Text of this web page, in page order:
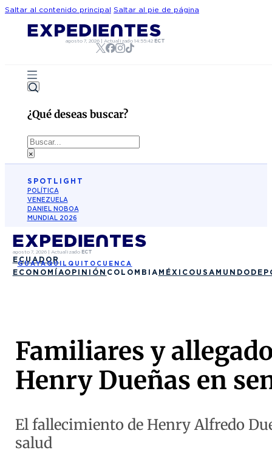
Saltar al contenido principal Saltar al pie de página
agosto 7, 2026 |Actualizado14:55:42 ECT
¿Qué deseas buscar?
Buscar
×
SPOTLIGHT
POLÍTICA
VENEZUELA
DANIEL NOBOA
MUNDIAL 2026
agosto 7, 2026| Actualizado ECT
ECUADOR
GUAYAQUIL QUITO CUENCA
ECONOMÍAOPINIÓN COLOMBIA MÉXICO USA MUNDO
Familiares y
Henry Dueñas en
El fallecimiento de Henry Alfredo
salud